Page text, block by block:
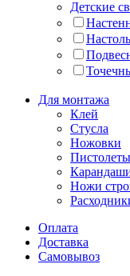
Детские
Для монтажа
Клей
Стусла
Ножовки
Ножи
Оплата
Доставка
Самовывоз